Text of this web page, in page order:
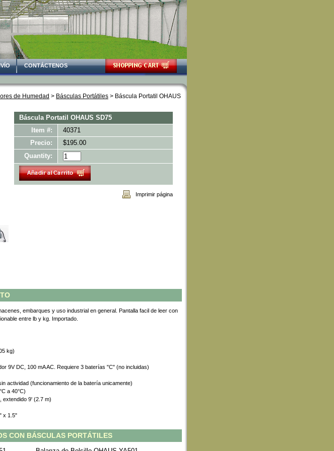
CONTÁCTENOS
de Humedad > Básculas Portátiles > Báscula Portatil OHAUS
Báscula Portatil OHAUS SD75
Item #:
40371
Precio:
$195.00
Quantity:
Imprimir página
embarques y uso industrial en general. Pantalla facil de leer con
entre lb y kg. Importado.
kg)
9V DC, 100 mA AC. Requiere 3 baterías "C" (no incluidas)
actividad (funcionamiento de la batería unicamente)
a 40°C)
9' (2.7 m)
x 1.5"
CON BÁSCULAS PORTÁTILES